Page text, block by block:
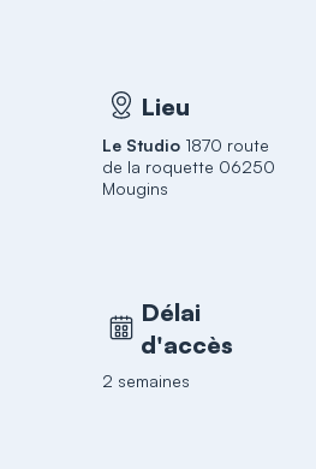
Lieu
Le Studio 1870 route
de la roquette 06250
Mougins
Délai
d'accès
2 semaines